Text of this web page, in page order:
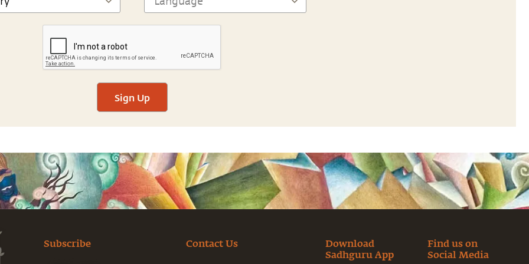
Sign Up
Subscribe Contact Us
Download
Sadhguru App
Find us on
Social Media